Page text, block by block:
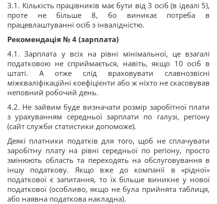
3.1. Кількість працівників має бути від 3 осіб (в ідеалі 5),
проте не більше 8, бо виникає потреба в
працевлаштуванні осіб з інвалідністю.
Рекомендація № 4 (зарплата)
4.1. Зарплата у всіх на рівні мінімальної, це взагалі
податковою не сприймається, навіть, якщо 10 осіб в
штаті. А отже слід враховувати славнозвісні
міжкваліфікаційні коефіцієнти або ж ніхто не скасовував
неповний робочий день.
4.2. Не зайвим буде визначати розмір заробітної плати
з урахуванням середньої зарплати по галузі, регіону
(сайт служби статистики допоможе).
Деякі платники податків для того, щоб не сплачувати
заробітну плату на рівні середньої по регіону, просто
змінюють область та переходять на обслуговування в
іншу податкову. Якщо вже до компанії в «рідної»
податкової є запитання, то їх більше виникне у нової
податкової (особливо, якщо не була прийнята таблиця,
або наявна податкова накладна).